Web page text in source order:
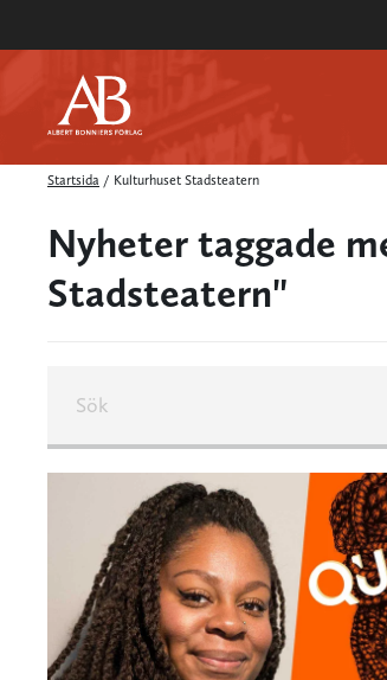
Startsida / Kulturhuset Stadsteatern
Nyheter taggade
Stadsteatern"